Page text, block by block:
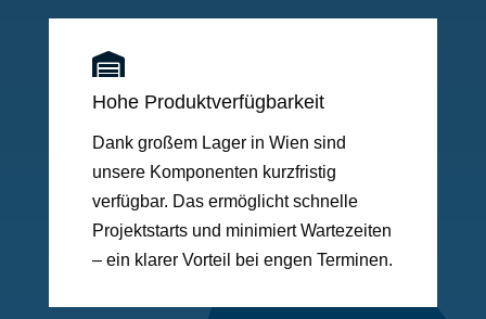

Hohe Produktverfügbarkeit
Dank großem Lager in Wien sind
unsere Komponenten kurzfristig
verfügbar. Das ermöglicht schnelle
Projektstarts und minimiert Wartezeiten
– ein klarer Vorteil bei engen Terminen.